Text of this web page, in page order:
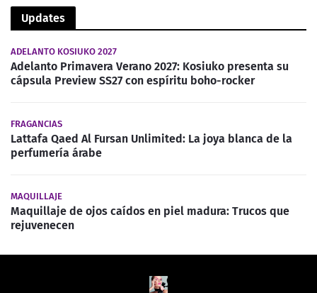
Updates
ADELANTO KOSIUKO 2027
Adelanto Primavera Verano 2027: Kosiuko presenta su
cápsula Preview SS27 con espíritu boho-rocker
FRAGANCIAS
Lattafa Qaed Al Fursan Unlimited: La joya blanca de la
perfumería árabe
MAQUILLAJE
Maquillaje de ojos caídos en piel madura: Trucos que
rejuvenecen